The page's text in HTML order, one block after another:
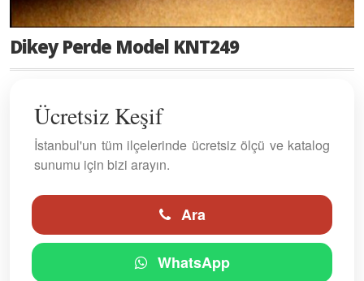
Dikey Perde Model KNT249
Ücretsiz Keşif
İstanbul'un tüm ilçelerinde ücretsiz ölçü ve katalog
sunumu için bizi arayın.
Ara
WhatsApp